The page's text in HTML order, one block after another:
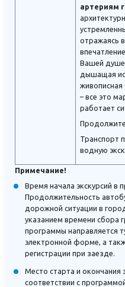
артериям
отражаясь
Вашей душе
дышащая
живописная
– все это
работает
Транспорт
водную
Примечание!
Время начала экскурсий в
Продолжительность
дорожной ситуации в
указанием времени сбора
программы направляется
электронной форме, а
регистрации при заезде.
Место старта и окончания
соответствии с